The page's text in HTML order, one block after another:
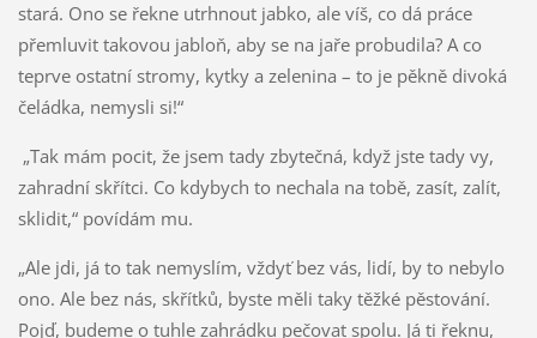
stará. Ono se řekne utrhnout jabko, ale víš, co dá práce
přemluvit takovou jabloň, aby se na jaře probudila? A co
teprve ostatní stromy, kytky a zelenina – to je pěkně divoká
čeládka, nemysli si!“
„Tak mám pocit, že jsem tady zbytečná, když jste tady vy,
zahradní skřítci. Co kdybych to nechala na tobě, zasít, zalít,
sklidit,“ povídám mu.
„Ale jdi, já to tak nemyslím, vždyť bez vás, lidí, by to nebylo
ono. Ale bez nás, skřítků, byste měli taky těžké pěstování.
Pojď, budeme o tuhle zahrádku pečovat spolu. Já ti řeknu,